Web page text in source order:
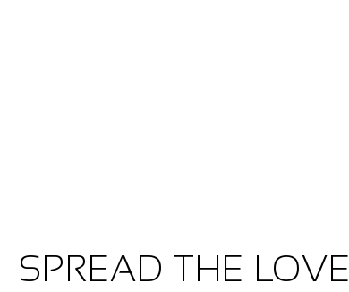
SPREAD THE LOVE